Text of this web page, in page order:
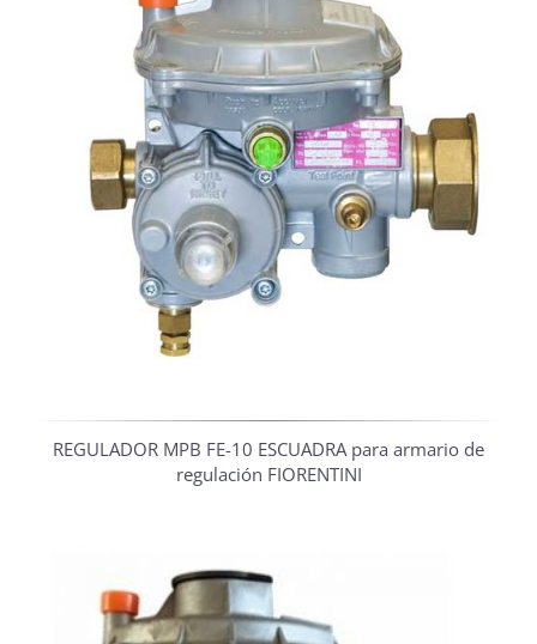
REGULADOR MPB FE-10 ESCUADRA para armario de
regulación FIORENTINI